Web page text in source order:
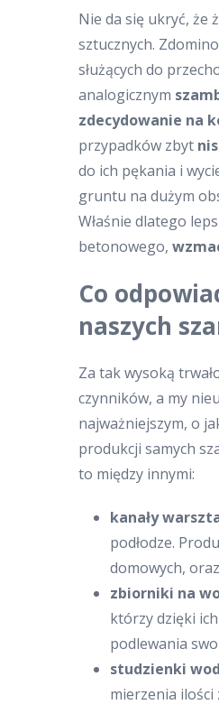
Nie da się ukryć, że
sztucznych.
służących do
analogicznym
zdecydowanie na
przypadków zbyt
do ich pękania i
gruntu na dużym
Właśnie dlatego
betonowego,
Co
naszych
Za tak wysoką
czynników, a my
najważniejszym, o
produkcji samych
to między innymi:
kanały
podłodze.
domowych,
zbiorniki na
którzy dzięki
podlewania
studzienki
mierzenia ilości